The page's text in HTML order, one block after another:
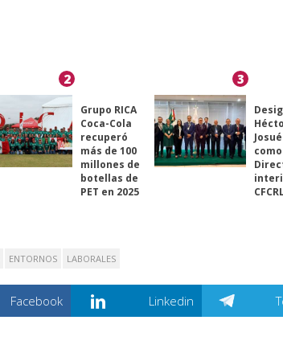
2
Grupo RICA
Coca-Cola
recuperó
más de 100
millones de
botellas de
PET en 2025
3
como
ENTORNOS LABORALES
Facebook Linkedin